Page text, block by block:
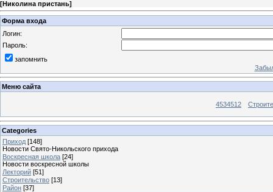
[Николина пристань]
Форма входа
Логин:
Пароль:
запомнить
Меню сайта
4534512
Categories
Приход [148]
Новости Свято-Никольского прихода
Воскресная школа [24]
Новости воскресной школы
Лекторий [51]
Строительство [13]
Район [37]